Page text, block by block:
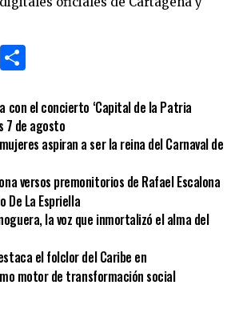
Email
con el concierto ‘Capital de la Patria
7 de agosto
aspiran a ser la reina del Carnaval de
versos premonitorios de Rafael Escalona
De La Espriella
la voz que inmortalizó el alma del
el folclor del Caribe en
motor de transformación social